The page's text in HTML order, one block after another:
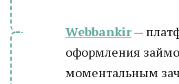
Webbankir—
оформления
моментальным